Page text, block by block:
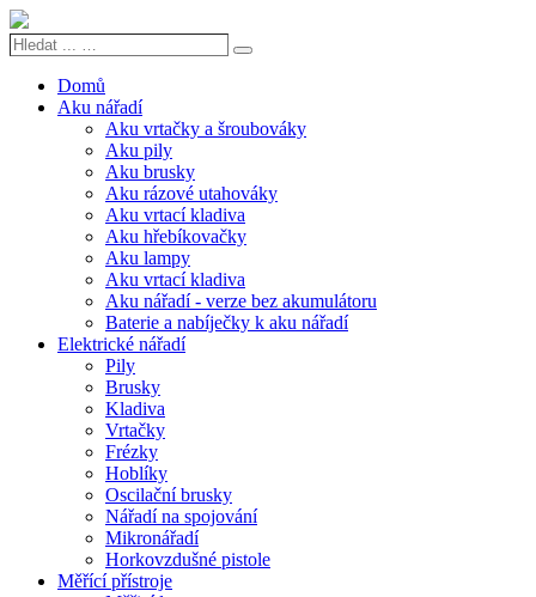
Hledat
Search
Domů
Aku nářadí
Aku vrtačky a šroubováky
Aku pily
Aku brusky
Aku rázové utahováky
Aku vrtací kladiva
Aku hřebíkovačky
Aku lampy
Aku vrtací kladiva
Aku nářadí - verze bez akumulátoru
Baterie a nabíječky k aku nářadí
Elektrické nářadí
Pily
Brusky
Kladiva
Vrtačky
Frézky
Hoblíky
Oscilační brusky
Nářadí na spojování
Mikronářadí
Horkovzdušné pistole
Měřící přístroje